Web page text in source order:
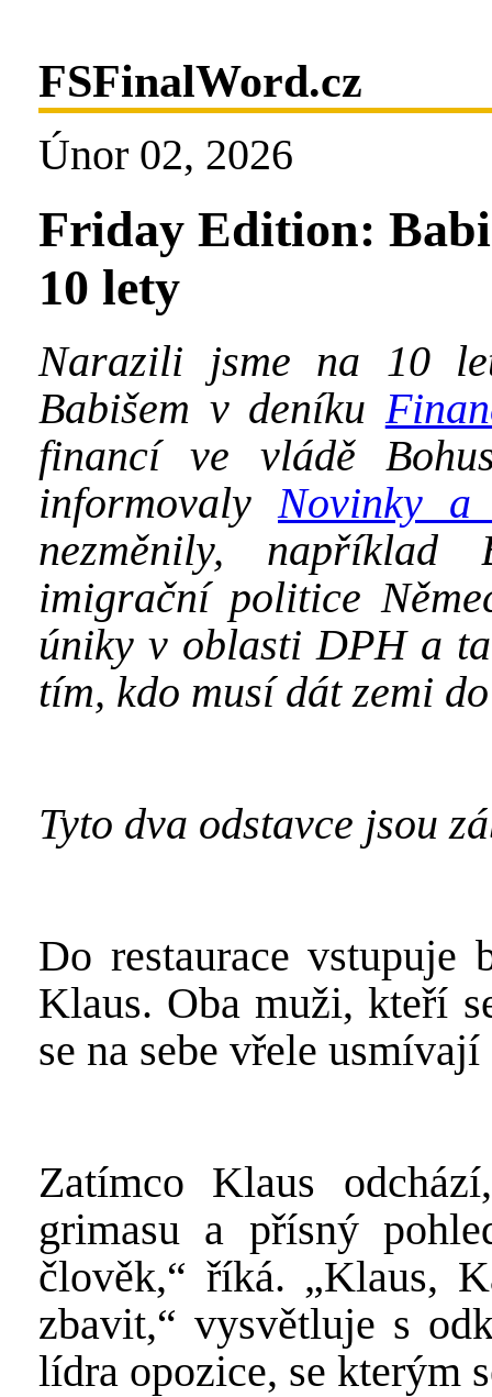
FSFinalWord.cz
Únor 02, 2026
Friday Edition:
10 lety
Narazili jsme na 10
Babišem v deníku
financí ve vládě
informovalyNovinky a
nezměnily,
imigrační politice
úniky v oblasti DPH a
tím, kdo musí dát zemi
Tyto dva odstavce jsou
Do restaurace vstupuje
Klaus. Oba muži, kteří
se na sebe vřele
Zatímco Klaus
grimasu a přísný
člověk,“ říká. „Klaus,
zbavit,“ vysvětluje s
lídra opozice, se kterým